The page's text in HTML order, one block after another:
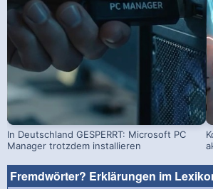
In Deutschland GESPERRT: Microsoft PC
Manager trotzdem installieren
Fremdwörter? Erklärungen im